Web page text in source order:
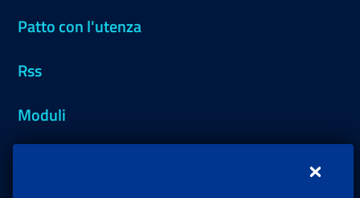
Patto con l'utenza
Rss
Moduli